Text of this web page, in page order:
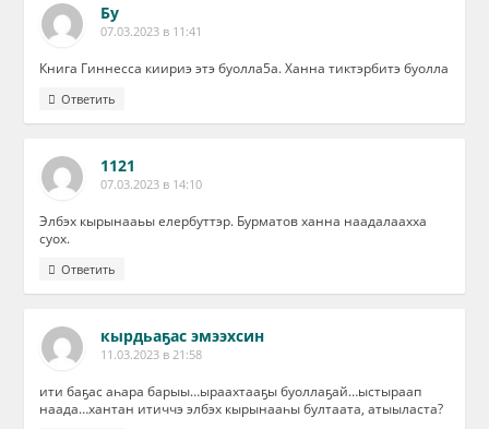
Бу
07.03.2023 в 11:41
Книга Гиннесса киириэ этэ буолла5а. Ханна тиктэрбитэ буолла
Ответить
1121
07.03.2023 в 14:10
Элбэх кырынааьы елербуттэр. Бурматов ханна наадалаахха
суох.
Ответить
кырдьаҕас эмээхсин
11.03.2023 в 21:58
ити баҕас аһара барыы…ыраахтааҕы буоллаҕай…ыстыраап
наада…хантан итиччэ элбэх кырынааһы бултаата, атыыласта?